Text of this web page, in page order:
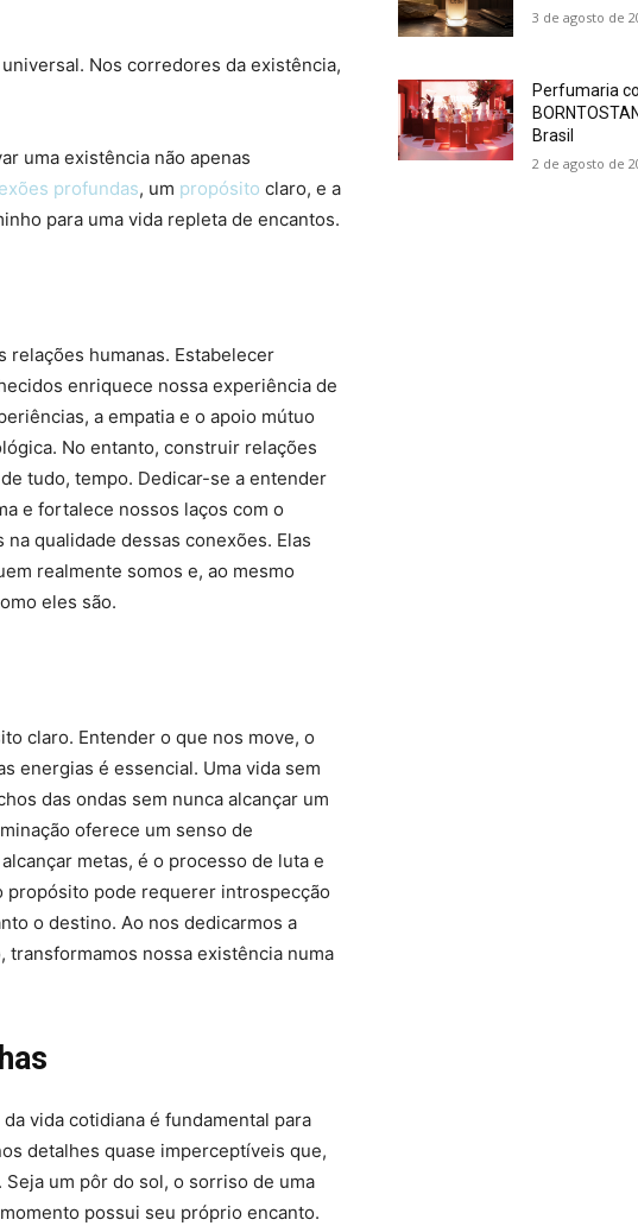
Nos corredores da existência,
uma existência não apenas
profundas, um propósito claro, e a
para uma vida repleta de encantos.
relações humanas. Estabelecer
enriquece nossa experiência de
a empatia e o apoio mútuo
No entanto, construir relações
tudo, tempo. Dedicar-se a entender
e fortalece nossos laços com o
qualidade dessas conexões. Elas
realmente somos e, ao mesmo
eles são.
claro. Entender o que nos move, o
energias é essencial. Uma vida sem
das ondas sem nunca alcançar um
oferece um senso de
metas, é o processo de luta e
propósito pode requerer introspecção
o destino. Ao nos dedicarmos a
transformamos nossa existência numa
vida cotidiana é fundamental para
detalhes quase imperceptíveis que,
um pôr do sol, o sorriso de uma
possui seu próprio encanto.
3 de agosto de
Perfumaria
Brasil
2 de agosto de